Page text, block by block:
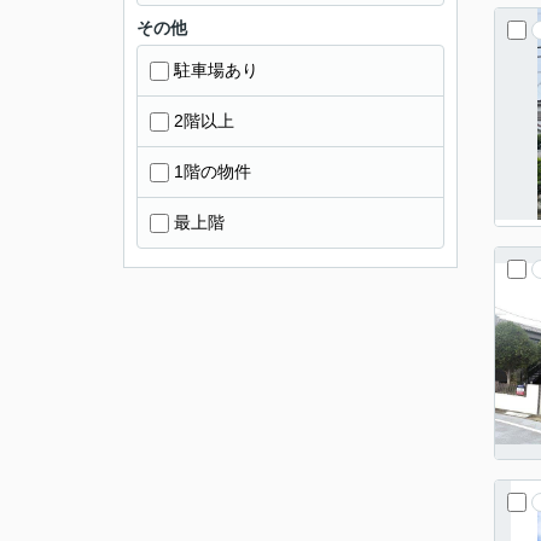
その他
駐車場あり
2階以上
1階の物件
最上階